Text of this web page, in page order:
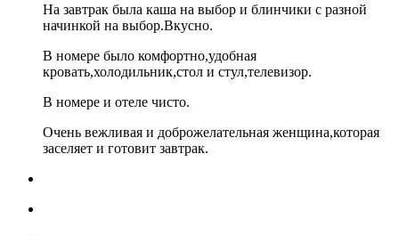
На завтрак была каша на выбор и блинчики с разной
начинкой на выбор.Вкусно.
В номере было комфортно,удобная
кровать,холодильник,стол и стул,телевизор.
В номере и отеле чисто.
Очень вежливая и доброжелательная женщина,которая
заселяет и готовит завтрак.